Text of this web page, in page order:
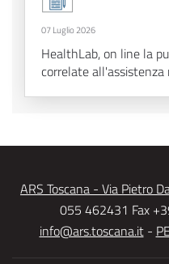
07 Luglio 2026
HealthLab, on line la
correlate all'assistenza
ARS Toscana - Via Pietro
055 462431 Fax
info@ars.toscana.it-